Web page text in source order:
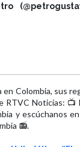
Colombia, sus
RTVC Noticias: 📺
y escúchanos
📻.